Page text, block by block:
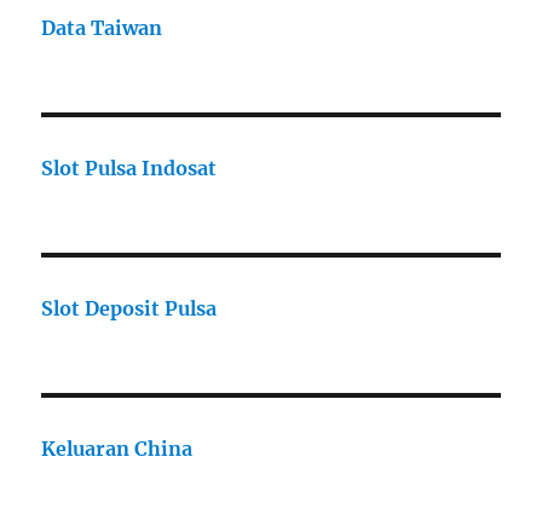
Data Taiwan
Slot Pulsa Indosat
Slot Deposit Pulsa
Keluaran China